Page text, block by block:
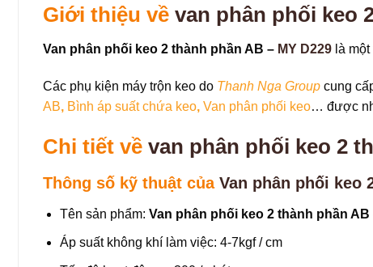
Giới thiệu về van phân phối keo
Van phân phối keo 2 thành phần AB – MY D229 là
Các phụ kiện máy trộn keo do Thanh Nga Group cung
AB, Bình áp suất chứa keo, Van phân phối keo… được
Chi tiết về van phân phối keo 2
Thông số kỹ thuật của Van phân phối keo
Tên sản phẩm: Van phân phối keo 2 thành phần AB
Áp suất không khí làm việc: 4-7kgf / cm